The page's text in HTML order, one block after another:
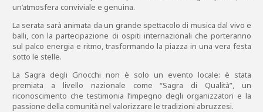
un’atmosfera conviviale e genuina.
La serata sarà animata da un grande spettacolo di musica dal vivo e
balli, con la partecipazione di ospiti internazionali che porteranno
sul palco energia e ritmo, trasformando la piazza in una vera festa
sotto le stelle.
La Sagra degli Gnocchi non è solo un evento locale: è stata
premiata a livello nazionale come “Sagra di Qualità”, un
riconoscimento che testimonia l’impegno degli organizzatori e la
passione della comunità nel valorizzare le tradizioni abruzzesi.